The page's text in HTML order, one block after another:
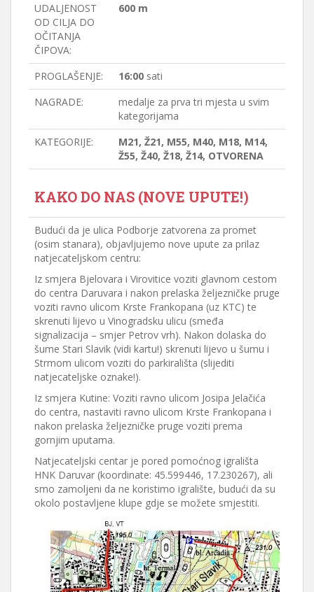
UDALJENOST
OD CILJA DO
OČITANJA
ČIPOVA:
600 m
PROGLAŠENJE: 16:00 sati
NAGRADE:
medalje za prva tri mjesta u svim
kategorijama
KATEGORIJE:
M21, Ž21, M55, M40, M18, M14,
Ž55, Ž40, Ž18, Ž14, OTVORENA
KAKO DO NAS (NOVE UPUTE!)
Budući da je ulica Podborje zatvorena za promet
(osim stanara), objavljujemo nove upute za prilaz
natjecateljskom centru:
Iz smjera Bjelovara i Virovitice voziti glavnom cestom
do centra Daruvara i nakon prelaska željezničke pruge
voziti ravno ulicom Krste Frankopana (uz KTC) te
skrenuti lijevo u Vinogradsku ulicu (smeđa
signalizacija – smjer Petrov vrh). Nakon dolaska do
šume Stari Slavik (vidi kartu!) skrenuti lijevo u šumu i
Strmom ulicom voziti do parkirališta (slijediti
natjecateljske oznake!).
Iz smjera Kutine: Voziti ravno ulicom Josipa Jelačića
do centra, nastaviti ravno ulicom Krste Frankopana i
nakon prelaska željezničke pruge voziti prema
gornjim uputama.
Natjecateljski centar je pored pomoćnog igrališta
HNK Daruvar (koordinate: 45.599446, 17.230267), ali
smo zamoljeni da ne koristimo igralište, budući da su
okolo postavljene klupe gdje se možete smjestiti.